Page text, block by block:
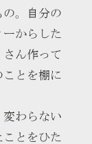
の。自分の
からした
ん作って
とを棚に
わらない
とをひた